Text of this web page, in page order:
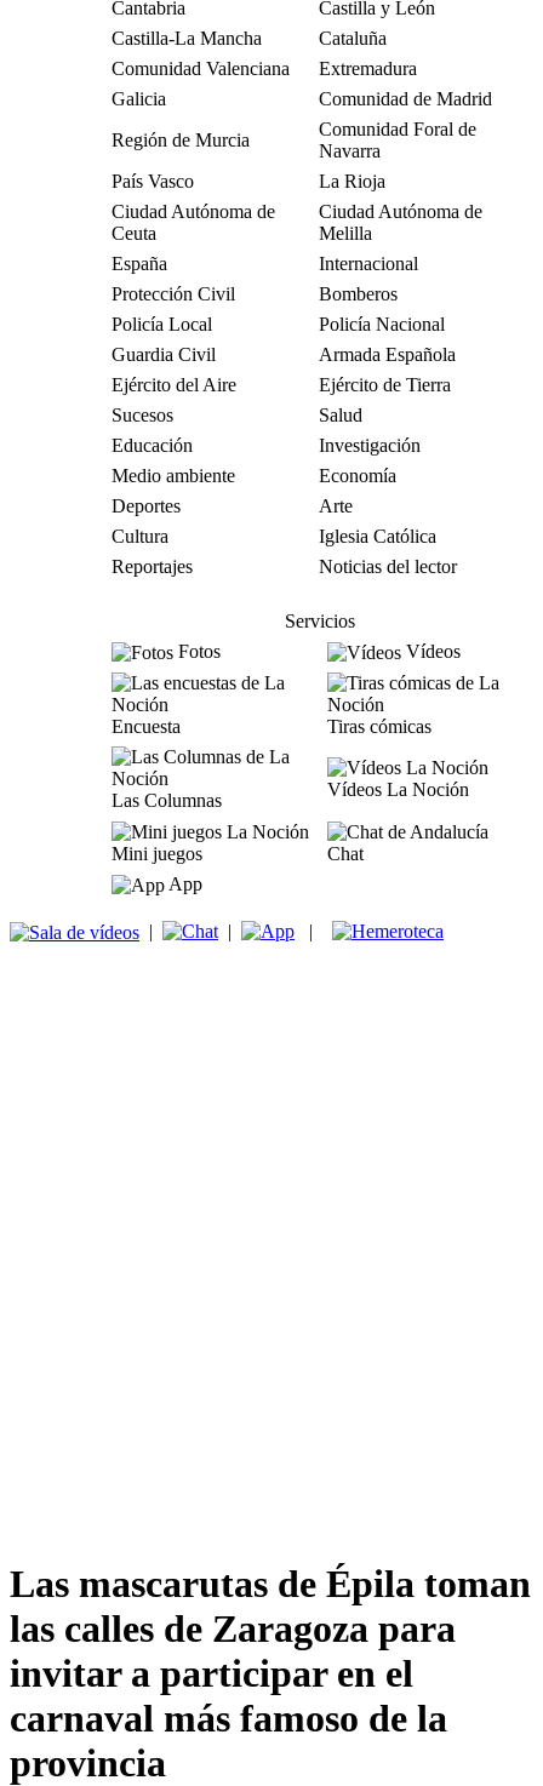
Cantabria
Castilla y León
Castilla-La Mancha
Cataluña
Comunidad Valenciana
Extremadura
Galicia
Comunidad de Madrid
Región de Murcia
Comunidad Foral de
Navarra
País Vasco
La Rioja
Ciudad Autónoma de
Ceuta
Ciudad Autónoma de
Melilla
España
Internacional
Protección Civil
Bomberos
Policía Local
Policía Nacional
Guardia Civil
Armada Española
Ejército del Aire
Ejército de Tierra
Sucesos
Salud
Educación
Investigación
Medio ambiente
Economía
Deportes
Arte
Cultura
Iglesia Católica
Reportajes
Noticias del lector
Servicios
Fotos
Vídeos
Encuesta Tiras cómicas
Las Columnas
Vídeos La Noción
Mini juegos
Chat
App
| | |
Las mascarutas de Épila toman
las calles de Zaragoza para
invitar a participar en el
carnaval más famoso de la
provincia